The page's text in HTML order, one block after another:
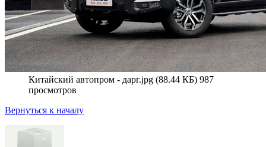
Китайский автопром - дарг.jpg (88.44 КБ) 987
просмотров
Вернуться к началу